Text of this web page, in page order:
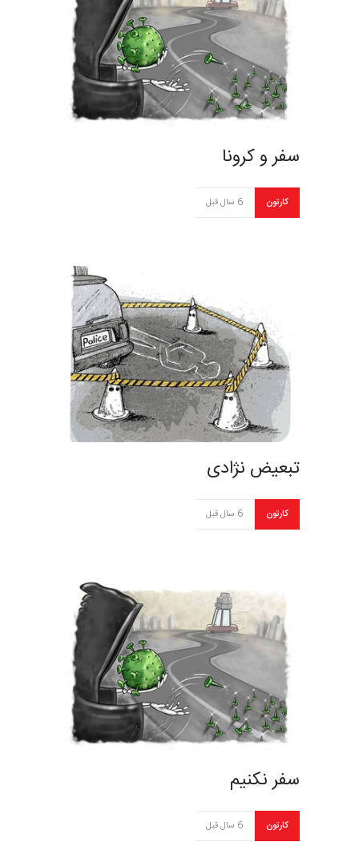
سفر و کرونا
کارتون 6 سال قبل
تبعیض نژادی
کارتون 6 سال قبل
سفر نکنیم
کارتون 6 سال قبل